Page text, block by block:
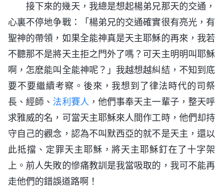
接下來的幾天，我總是想起楊弟兄那天的交通，
心裏不停地争戰：「楊弟兄的交通確實很有亮光，有
聖神的帶領，如果全能神真是天主耶穌的再來，我若
不聽那不是將天主拒之門外了嗎？可天主明明叫耶穌
啊，怎麽能叫全能神呢？」我越想越糾結，不知到底
要不要繼續考察。後來，我想到了律法時代的司祭
長、經師、 法利賽人 ，他們事奉天主一輩子，整天呼
求雅威的名，可當天主耶穌來人間作工時，他們却持
守自己的觀念，認為不叫默西亞的就不是天主，還以
此抵擋、定罪天主耶穌，將天主耶穌釘在了十字架
上。前人失敗的慘痛教訓是我當吸取的，我可不能再
走他們的錯誤道路啊！